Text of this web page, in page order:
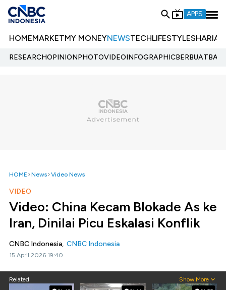
APPS
HOMEMARKETMY MONEYNEWSTECHLIFESTYLESHARIA
RESEARCHOPINIONPHOTOVIDEOINFOGRAPHIC
HOME News Video News
VIDEO
Video: China Kecam Blokade As ke
Iran, Dinilai Picu Eskalasi Konflik
CNBC Indonesia, CNBC Indonesia
15 April 2026 19:40
Related Show More